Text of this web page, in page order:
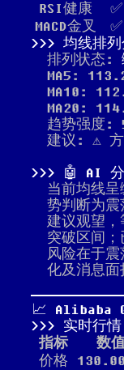
RSI健康
✅
MACD金叉
✅
均线排
排列状态:
MA5:
MA10:
MA20:
趋势强度:
建议: ⚠️ 方
🤖 AI
当前均线
势判断为震
建议观望
突破区间；
风险在于
化及消息面
📈 Alibaba
实时行情
指标
数
价格
130.00